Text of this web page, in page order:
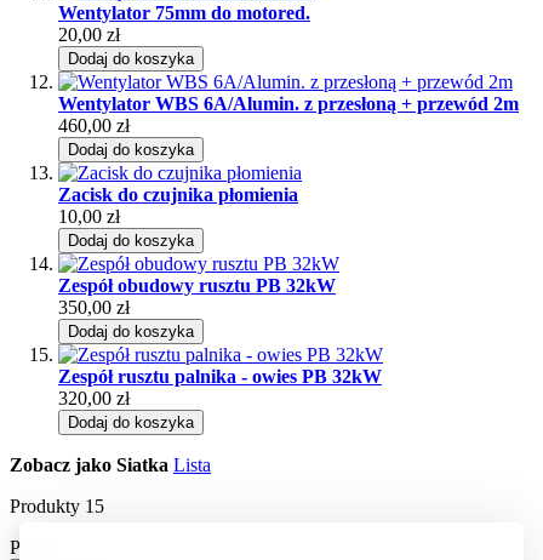
Wentylator 75mm do motored.
20,00 zł
Dodaj do koszyka
Wentylator WBS 6A/Alumin. z przesłoną + przewód 2m
460,00 zł
Dodaj do koszyka
Zacisk do czujnika płomienia
10,00 zł
Dodaj do koszyka
Zespół obudowy rusztu PB 32kW
350,00 zł
Dodaj do koszyka
Zespół rusztu palnika - owies PB 32kW
320,00 zł
Dodaj do koszyka
Zobacz jako Siatka Lista
Produkty 15
Pokaż